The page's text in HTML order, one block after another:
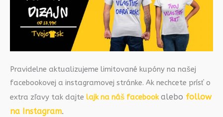
Pravidelne aktualizujeme limitované kupóny na našej
facebookovej a instagramovej stránke. Ak nechcete prísť o
extra zľavy tak dajte lajk na náš facebookalebo follow
na Instagram.